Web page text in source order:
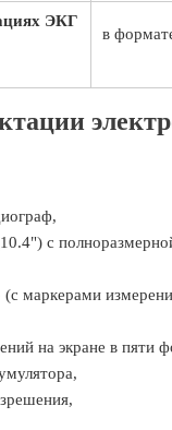
ЭКГ
в
с
маркерами
на экране в пяти